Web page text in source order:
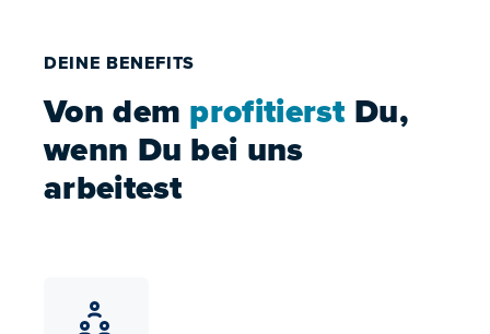
DEINE BENEFITS
Von dem profitierst Du,
wenn Du bei uns
arbeitest